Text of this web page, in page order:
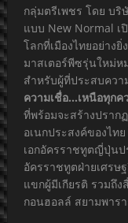
กลุ่มตรีเพชร โดย บริ
แบบ New Normal เ
โลกที่เมืองไทยอย่าง
มาสเตอร์พีซรุ่นใหม่ห
สำหรับผู้ที่ประสบควา
ความเชื่อ…เหนือทุกค
ที่พร้อมจะสร้างปราก
อเนกประสงค์ของไ
เอกอัครราชทูตญี่ปุ่นป
อัครราชทูตฝ่ายเศร
แขกผู้มีเกียรติ รวมถึ
กอนฮอลล์ สยามพาร